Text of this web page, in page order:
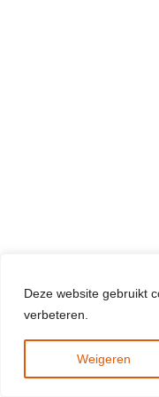
Deze website gebruikt
verbeteren.
Weigeren